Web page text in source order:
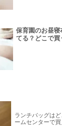
保育園のお昼寝
てる？どこで
ランチバッグは
ームセンターで買